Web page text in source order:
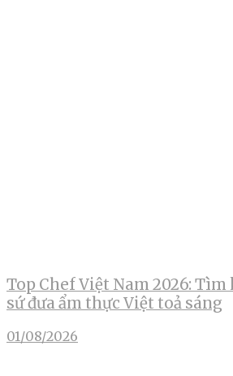
Top Chef Việt Nam 2026:
sứ đưa ẩm thực Việt toả sáng
01/08/2026